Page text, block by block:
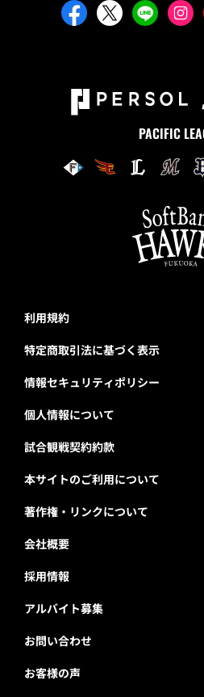
PACIFIC
利用規約
特定商取引法に基づく表示
情報セキュリティポリシー
個人情報について
試合観戦契約約款
本サイトのご利用について
著作権・リンクについて
会社概要
採用情報
アルバイト募集
お問い合わせ
お客様の声